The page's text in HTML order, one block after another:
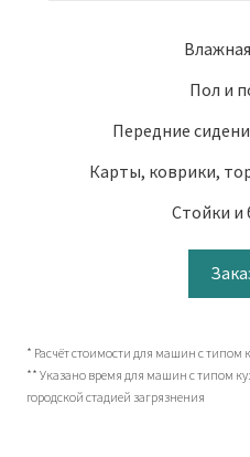
Пол и
Передние
Карты, коврики,
Стойки и
* Расчёт стоимости для машин с типом
** Указано время для машин с типом
городской стадией загрязнения